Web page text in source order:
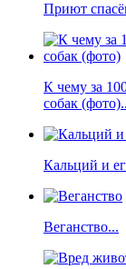
Приют
К чему за
собак
Кальций и
Веганство...